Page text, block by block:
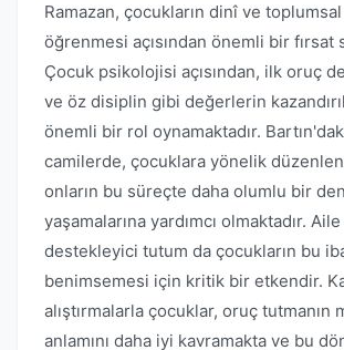
Ramazan, çocukların dinî ve
öğrenmesi açısından önemli bir fırsat
Çocuk psikolojisi açısından, ilk oruç
ve öz disiplin gibi değerlerin
önemli bir rol oynamaktadır.
camilerde, çocuklara yönelik
onların bu süreçte daha olumlu bir
yaşamalarına yardımcı olmaktadır.
destekleyici tutum da çocukların bu
benimsemesi için kritik bir etkendir.
alıştırmalarla çocuklar, oruç tutmanın
anlamını daha iyi kavramakta ve bu